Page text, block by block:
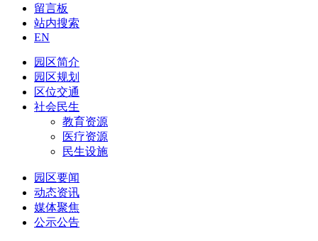
留言板
站内搜索
EN
园区简介
园区规划
区位交通
社会民生
教育资源
医疗资源
民生设施
园区要闻
动态资讯
媒体聚焦
公示公告